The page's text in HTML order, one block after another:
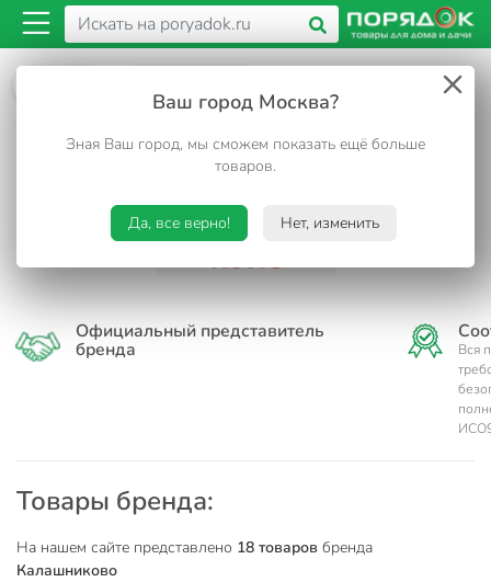
Ваш город Москва?
Зная Ваш город, мы сможем показать ещё больше
товаров.
Да, все верно! Нет, изменить
Калашниково
Официальный представитель
бренда
Вся
Товары бренда:
На нашем сайте представлено 18 товаров бренда
Калашниково